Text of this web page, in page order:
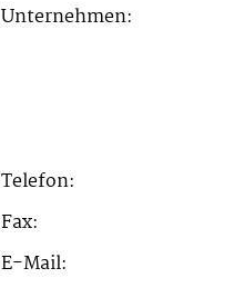
Unternehmen:
Telefon:
Fax:
E-Mail: